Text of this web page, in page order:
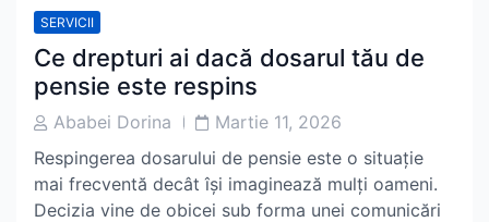
SERVICII
Ce drepturi ai dacă dosarul tău de
pensie este respins
PostAbabei Dorina
PostMartie 11, 2026
Respingerea dosarului de pensie este o situație
mai frecventă decât își imaginează mulți oameni.
Decizia vine de obicei sub forma unei comunicări